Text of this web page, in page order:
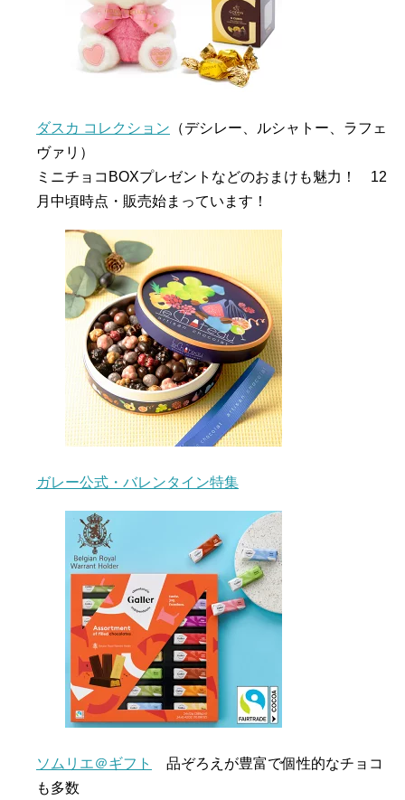
ダスカ コレクション （デシレー、ルシャトー、ラフェ
ヴァリ）
ミニチョコBOXプレゼントなどのおまけも魅力！ 12
月中頃時点・販売始まっています！
ガレー公式・バレンタイン特集
ソムリエ＠ギフト
品ぞろえが豊富で個性的なチョコ
も多数